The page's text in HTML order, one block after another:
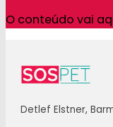
O conteúdo vai
Detlef Elstner,